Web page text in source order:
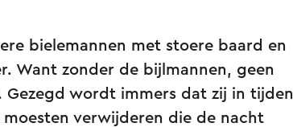
bielemannen met stoere baard en
Want zonder de bijlmannen, geen
Gezegd wordt immers dat zij in tijden
verwijderen die de nacht